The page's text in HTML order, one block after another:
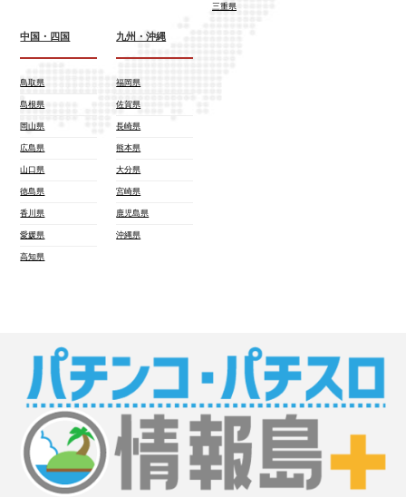
三重県
中国・四国
鳥取県
島根県
岡山県
広島県
山口県
徳島県
香川県
愛媛県
高知県
九州・沖縄
福岡県
佐賀県
長崎県
熊本県
大分県
宮崎県
鹿児島県
沖縄県